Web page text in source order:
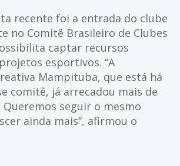
recente foi a entrada do clube
no Comitê Brasileiro de Clubes
captar recursos
esportivos. “A
Mampituba, que está há
comitê, já arrecadou mais de
Queremos seguir o mesmo
ainda mais”, afirmou o